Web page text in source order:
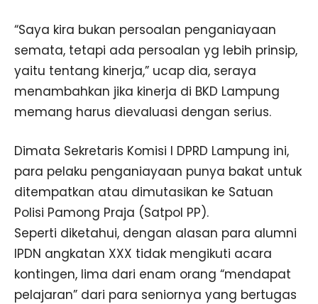
“Saya kira bukan persoalan penganiayaan
semata, tetapi ada persoalan yg lebih prinsip,
yaitu tentang kinerja,” ucap dia, seraya
menambahkan jika kinerja di BKD Lampung
memang harus dievaluasi dengan serius.
Dimata Sekretaris Komisi I DPRD Lampung ini,
para pelaku penganiayaan punya bakat untuk
ditempatkan atau dimutasikan ke Satuan
Polisi Pamong Praja (Satpol PP).
Seperti diketahui, dengan alasan para alumni
IPDN angkatan XXX tidak mengikuti acara
kontingen, lima dari enam orang “mendapat
pelajaran” dari para seniornya yang bertugas